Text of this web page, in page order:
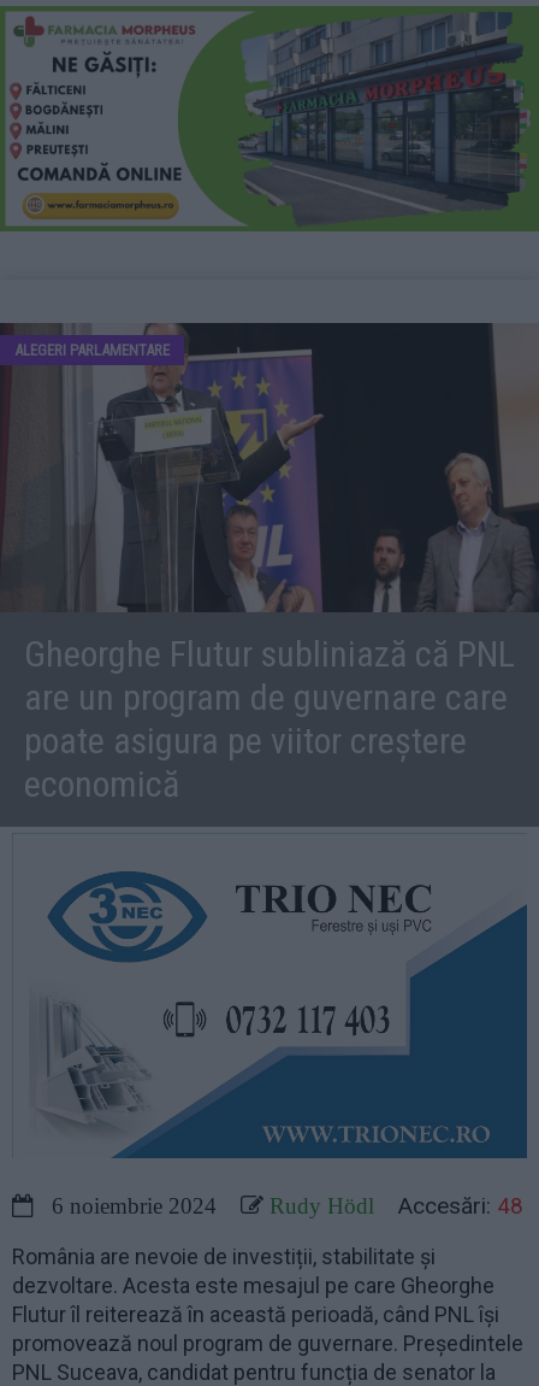
ALEGERI PARLAMENTARE
Gheorghe Flutur subliniază că PNL
are un program de guvernare care
poate asigura pe viitor creștere
economică
6 noiembrie 2024 Rudy Hödl Accesări: 48
România are nevoie de investiții, stabilitate și
dezvoltare. Acesta este mesajul pe care Gheorghe
Flutur îl reiterează în această perioadă, când PNL își
promovează noul program de guvernare. Președintele
PNL Suceava, candidat pentru funcția de senator la